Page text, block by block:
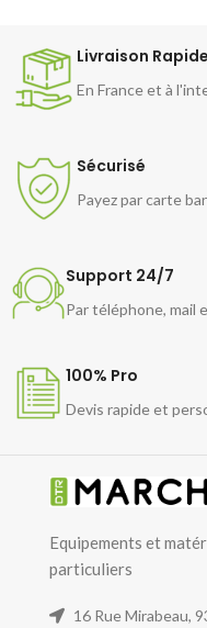
Livraison Rapide
En France et à
Sécurisé
Payez par carte
Support 24/7
Par téléphone, mail
100% Pro
Devis rapide et
Equipements et
particuliers
16 Rue Mirabeau,